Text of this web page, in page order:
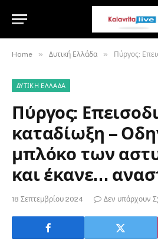
Home » Δυτική Ελλάδα » Πύργος: Επεισοδιακή
ΔΥΤΙΚΉ ΕΛΛΆΔΑ
Πύργος:
καταδίωξη –
μπλόκο των
και έκανε…
18 Σεπτεμβρίου 2024 Δεν υπάρχουν